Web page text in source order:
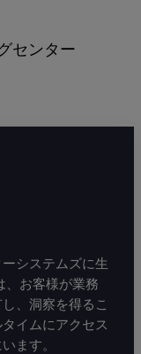
センター
システムズに生
、お客様が業務
、洞察を得るこ
イムにアクセス
ます。